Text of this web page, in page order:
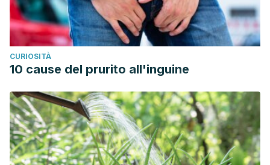
dolor y la ansiedad en Odontología.Actas
Odontológicas, 2(1), 15-24.
Álvarez, A. M., & Álvarez, M. (2006). Sedación oral:
fundamentos clínicos para su aplicación en
odontología.Revista CES Odontología, 19
CURIOSITÀ
10 cause del prurito all'inguine